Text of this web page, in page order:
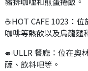
☕HOT CAFE 1023：
咖啡等熱飲以及烏龍麵
🍛ULLR 餐廳：位在奧
薩、飲料吧等。